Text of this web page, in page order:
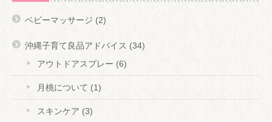
ベビーマッサージ (2)
沖縄子育て良品アドバイス (34)
アウトドアスプレー (6)
月桃について (1)
スキンケア (3)